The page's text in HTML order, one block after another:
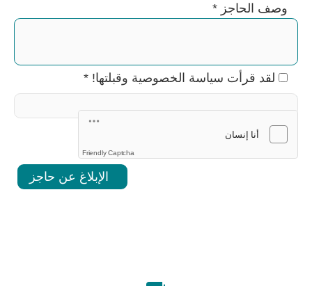
وصف الحاجز *
لقد قرأت سياسة الخصوصية وقبلتها! *
Friendly Captcha
الإبلاغ عن حاجز